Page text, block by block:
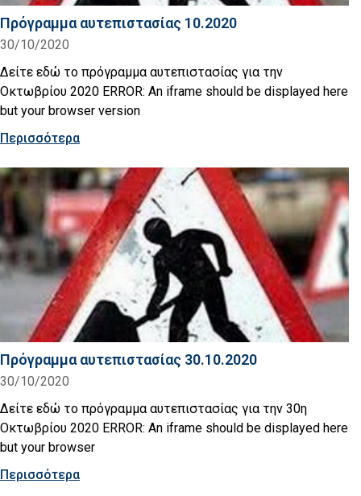
Πρόγραμμα αυτεπιστασίας 10.2020
30/10/2020
Δείτε εδώ το πρόγραμμα αυτεπιστασίας για την
Οκτωβρίου 2020 ERROR: An iframe should be displayed here
but your browser version
Περισσότερα
Πρόγραμμα αυτεπιστασίας 30.10.2020
30/10/2020
Δείτε εδώ το πρόγραμμα αυτεπιστασίας για την 30η
Οκτωβρίου 2020 ERROR: An iframe should be displayed here
but your browser
Περισσότερα